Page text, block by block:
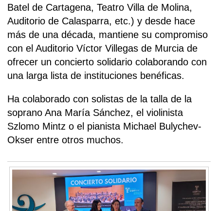
Batel de Cartagena, Teatro Villa de Molina,
Auditorio de Calasparra, etc.) y desde hace
más de una década, mantiene su compromiso
con el Auditorio Víctor Villegas de Murcia de
ofrecer un concierto solidario colaborando con
una larga lista de instituciones benéficas.
Ha colaborado con solistas de la talla de la
soprano Ana María Sánchez, el violinista
Szlomo Mintz o el pianista Michael Bulychev-
Okser entre otros muchos.